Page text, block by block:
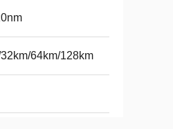
64km/128km